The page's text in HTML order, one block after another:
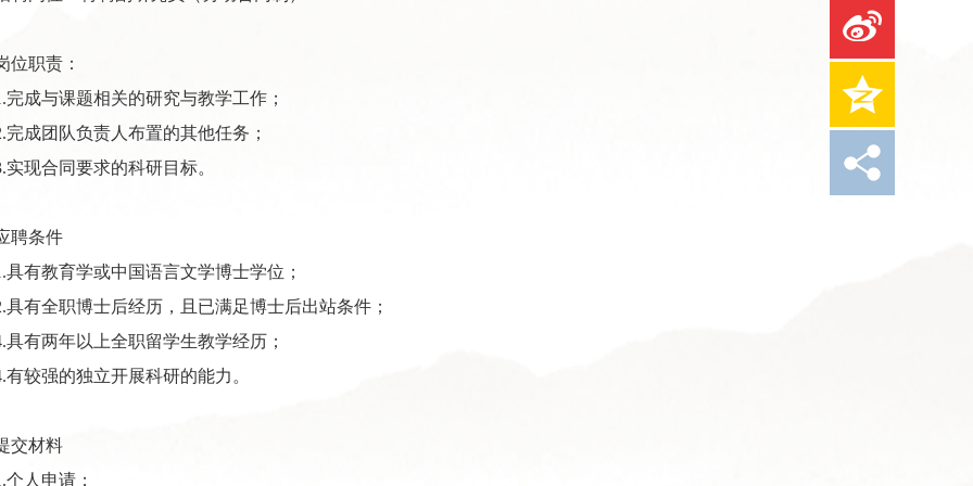
位职责 ：
.完成与课题相关的研究与教学工作 ；
.完成团队负责人布置的其他任务；
实现合同要求的科研目标。
聘条件
.具有教育学或中国语言文学博士学位 ；
.具有全职博士后经历，且已满足博士后出站条件 ；
.具有两年以上全职留学生教学经历 ；
.有较强的独立开展科研的能力。
交材料
个人申请；